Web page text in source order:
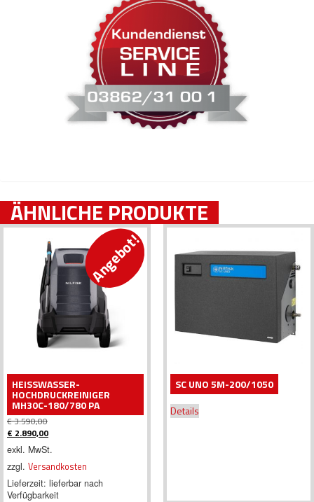
ÄHNLICHE PRODUKTE
Angebot!
HEISSWASSER-H
OCHDRUCKREINIGER M
H30C-180/780 PA
€3.590,00
Ursprünglicher
Preis
war:
€ 3.590,00
€ 2.890,00
Aktueller
Preis
ist:
€ 2.890,00.
exkl. MwSt.
zzgl. Versandkosten
Lieferzeit: lieferbar nach
Verfügbarkeit
SC UNO 5M-200/1050
Details